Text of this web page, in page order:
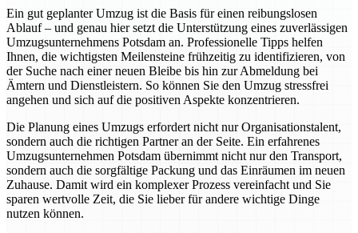
Ein gut geplanter Umzug ist die Basis für einen reibungslosen
Ablauf – und genau hier setzt die Unterstützung eines zuverlässigen
Umzugsunternehmens Potsdam an. Professionelle Tipps helfen
Ihnen, die wichtigsten Meilensteine frühzeitig zu identifizieren, von
der Suche nach einer neuen Bleibe bis hin zur Abmeldung bei
Ämtern und Dienstleistern. So können Sie den Umzug stressfrei
angehen und sich auf die positiven Aspekte konzentrieren.
Die Planung eines Umzugs erfordert nicht nur Organisationstalent,
sondern auch die richtigen Partner an der Seite. Ein erfahrenes
Umzugsunternehmen Potsdam übernimmt nicht nur den Transport,
sondern auch die sorgfältige Packung und das Einräumen im neuen
Zuhause. Damit wird ein komplexer Prozess vereinfacht und Sie
sparen wertvolle Zeit, die Sie lieber für andere wichtige Dinge
nutzen können.